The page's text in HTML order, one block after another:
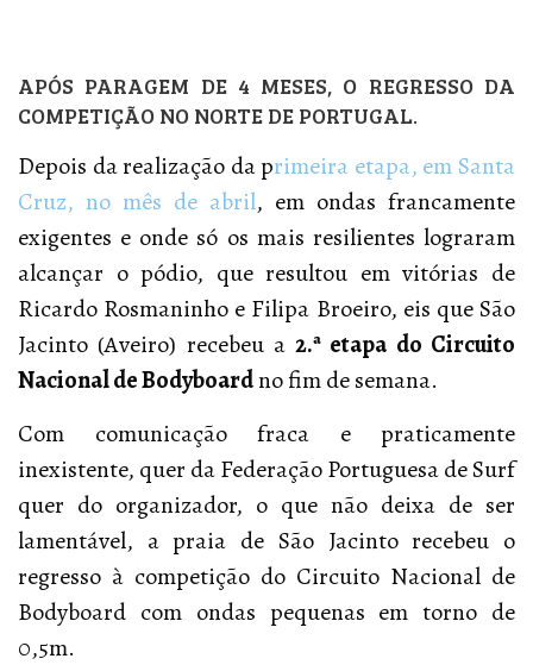
APÓS PARAGEM DE 4 MESES, O REGRESSO DA
COMPETIÇÃO NO NORTE DE PORTUGAL.
Depois da realização da primeira etapa, em Santa
Cruz, no mês de abril, em ondas francamente
exigentes e onde só os mais resilientes lograram
alcançar o pódio, que resultou em vitórias de
Ricardo Rosmaninho e Filipa Broeiro, eis que São
Jacinto (Aveiro) recebeu a2.ª etapa do Circuito
Nacional de Bodyboardno fim de semana.
Com comunicação fraca e praticamente
inexistente, quer da Federação Portuguesa de Surf
quer do organizador, o que não deixa de ser
lamentável, a praia de São Jacinto recebeu o
regresso à competição do Circuito Nacional de
Bodyboard com ondas pequenas em torno de
0,5m.